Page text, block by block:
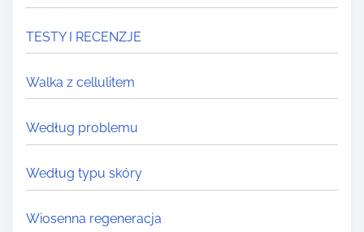
TESTY I RECENZJE
Walka z cellulitem
Według problemu
Według typu skóry
Wiosenna regeneracja